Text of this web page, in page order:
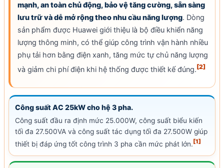
mạnh, an toàn chủ động, bảo vệ tăng cường, sẵn sàng
lưu trữ và dễ mở rộng theo nhu cầu năng lượng. Dòng
sản phẩm được Huawei giới thiệu là bộ điều khiển năng
lượng thông minh, có thể giúp công trình vận hành nhiều
phụ tải hơn bằng điện xanh, tăng mức tự chủ năng lượng
và giảm chi phí điện khi hệ thống được thiết kế đúng.[2]
Công suất AC 25kW cho hệ 3 pha.
Công suất đầu ra định mức 25.000W, công suất biểu kiến
tối đa 27.500VA và công suất tác dụng tối đa 27.500W giúp
thiết bị đáp ứng tốt công trình 3 pha cần mức phát lớn. [1]